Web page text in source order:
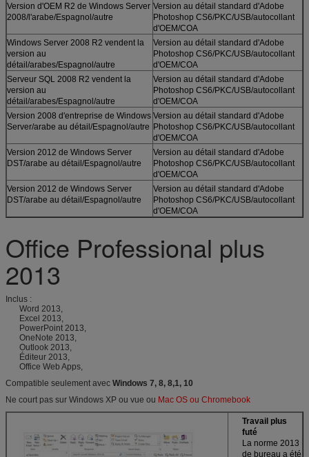
Version d'OEM R2 de Windows Server
2008/l'arabe/Espagnol/autre
Version au détail standard d'Adobe
Photoshop CS6/PKC/USB/autocollant
d'OEM/COA
Windows Server 2008 R2 vendent la
version au
détail/arabes/Espagnol/autre
Version au détail standard d'Adobe
Photoshop CS6/PKC/USB/autocollant
d'OEM/COA
Serveur SQL 2008 R2 vendent la
version au
détail/arabes/Espagnol/autre
Version au détail standard d'Adobe
Photoshop CS6/PKC/USB/autocollant
d'OEM/COA
Version 2008 d'entreprise de Windows
Server/arabe au détail/Espagnol/autre
Version au détail standard d'Adobe
Photoshop CS6/PKC/USB/autocollant
d'OEM/COA
Version 2012 de Windows Server
DST/arabe au détail/Espagnol/autre
Version au détail standard d'Adobe
Photoshop CS6/PKC/USB/autocollant
d'OEM/COA
Version 2012 de Windows Server
DST/arabe au détail/Espagnol/autre
Version au détail standard d'Adobe
Photoshop CS6/PKC/USB/autocollant
d'OEM/COA
Office Professional plus
2013
Inclus :
Word 2013,
Excel 2013,
PowerPoint 2013,
OneNote 2013,
Outlook 2013,
Éditeur 2013,
Office Web Apps,
Compatible seulement avec Windows 7, 8, 8,1, 10
Ne court pas sur Windows XP ou vue ou Mac OS ou Chromebook
Travail plus
futé
La norme 2013
de bureau a été